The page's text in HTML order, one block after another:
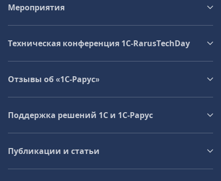
Мероприятия
Техническая конференция 1C‑RarusTechDay
Отзывы об «1С-Рарус»
Поддержка решений 1С и 1С‑Рарус
Публикации и статьи